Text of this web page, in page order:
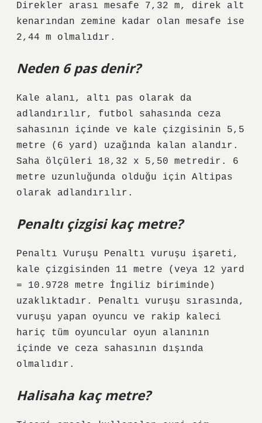
Direkler arası mesafe 7,32 m, direk alt
kenarından zemine kadar olan mesafe ise
2,44 m olmalıdır.
Neden 6 pas denir?
Kale alanı, altı pas olarak da
adlandırılır, futbol sahasında ceza
sahasının içinde ve kale çizgisinin 5,5
metre (6 yard) uzağında kalan alandır.
Saha ölçüleri 18,32 x 5,50 metredir. 6
metre uzunluğunda olduğu için Altipas
olarak adlandırılır.
Penaltı çizgisi kaç metre?
Penaltı Vuruşu Penaltı vuruşu işareti,
kale çizgisinden 11 metre (veya 12 yard
= 10.9728 metre İngiliz biriminde)
uzaklıktadır. Penaltı vuruşu sırasında,
vuruşu yapan oyuncu ve rakip kaleci
hariç tüm oyuncular oyun alanının
içinde ve ceza sahasının dışında
olmalıdır.
Halisaha kaç metre?